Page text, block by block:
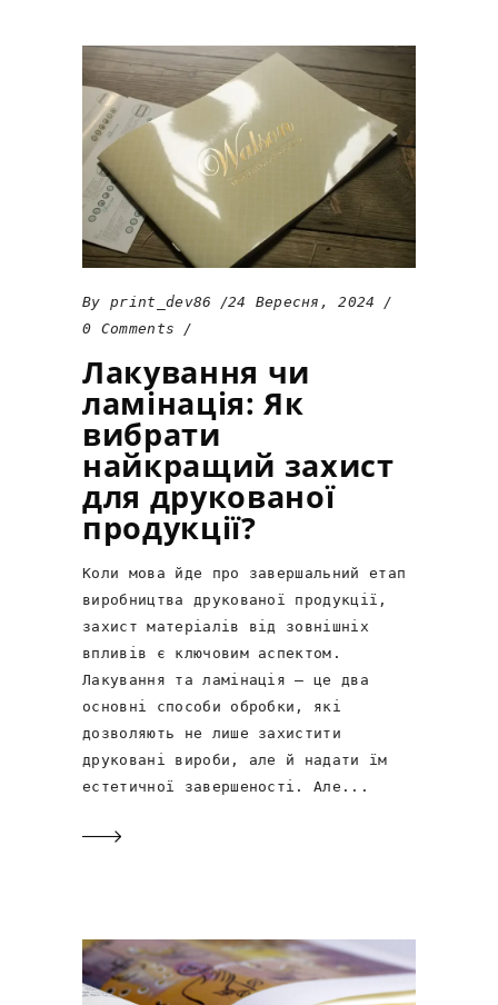
By print_dev86
24 Вересня, 2024
0 Comments
Лакування чи
ламінація: Як
вибрати
найкращий захист
для друкованої
продукції?
Коли мова йде про завершальний етап
виробництва друкованої продукції,
захист матеріалів від зовнішніх
впливів є ключовим аспектом.
Лакування та ламінація — це два
основні способи обробки, які
дозволяють не лише захистити
друковані вироби, але й надати їм
естетичної завершеності. Але